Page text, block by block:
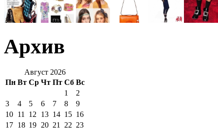
Архив
Август 2026
Пн Вт Ср Чт Пт Сб Вс
1
2
3
4 5 6 7 8
9
10 11 12 13 14 15 16
17 18 19 20 21 22 23